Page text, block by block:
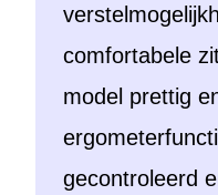
comfortabele
model prettig
gecontroleerd